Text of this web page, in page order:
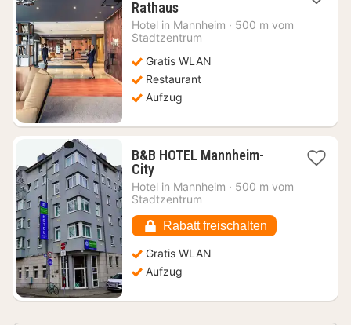
Rathaus1
Nacht
ab
€
Hotel in Mannheim · 500 m vom
Stadtzentrum
Gratis WLAN
Restaurant
Aufzug
B&B HOTEL Mannheim-
City1
Nacht
ab
€
Hotel in Mannheim · 500 m vom
Stadtzentrum
Rabatt freischalten
Gratis WLAN
Aufzug